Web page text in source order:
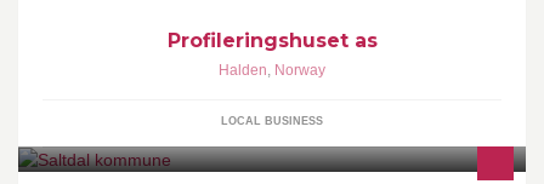
Profileringshuset as
Halden, Norway
LOCAL BUSINESS